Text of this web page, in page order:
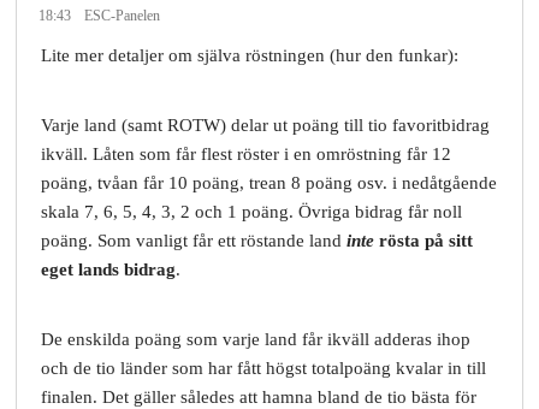
18:43 ESC-Panelen
Lite mer detaljer om själva röstningen (hur den funkar):
Varje land (samt ROTW) delar ut poäng till tio favoritbidrag
ikväll. Låten som får flest röster i en omröstning får 12
poäng, tvåan får 10 poäng, trean 8 poäng osv. i nedåtgående
skala 7, 6, 5, 4, 3, 2 och 1 poäng. Övriga bidrag får noll
poäng. Som vanligt får ett röstande land inte rösta på sitt
eget lands bidrag.
De enskilda poäng som varje land får ikväll adderas ihop
och de tio länder som har fått högst totalpoäng kvalar in till
finalen. Det gäller således att hamna bland de tio bästa för